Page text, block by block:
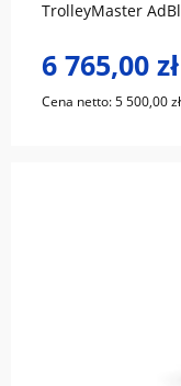
TrolleyMaster
6 765,00 zł
Cena netto:5 500,00 zł